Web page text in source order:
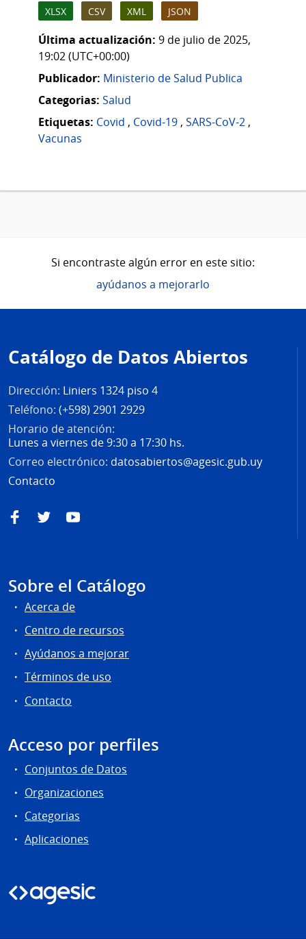
XLSX CSV XML JSON
Última actualización: 9 de julio de 2025,
19:02 (UTC+00:00)
Publicador: Ministerio de Salud Publica
Categorias: Salud
Etiquetas: Covid , Covid-19 , SARS-CoV-2 ,
Vacunas
Si encontraste algún error en este sitio:
ayúdanos a mejorarlo
de
página
Catálogo de Datos Abiertos
Dirección: Liniers 1324 piso 4
Teléfono: (+598) 2901 2929
Horario de atención:
Lunes a viernes de 9:30 a 17:30 hs.
Correo electrónico: datosabiertos@agesic.gub.uy
Contacto
FacebookTwitterYouTube
Sobre el Catálogo
Acerca de
Centro de recursos
Ayúdanos a mejorar
Términos de uso
Contacto
Acceso por perfiles
Conjuntos de Datos
Organizaciones
Categorias
Aplicaciones